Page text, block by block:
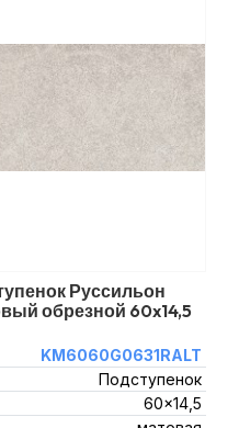
Руссильон
обрезной 60x14,5
KM6060G0631RALT
Подступенок
60x14,5